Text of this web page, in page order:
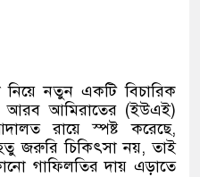
নিয়ে নতুন একটি বিচারিক
আরব আমিরাতের (ইউএই)
রায়ে স্পষ্ট করেছে,
জরুরি চিকিৎসা নয়, তাই
গাফিলতির দায় এড়াতে